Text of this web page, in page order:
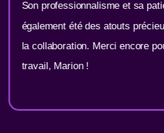
Son professionnalisme et sa
également été des atouts
la collaboration. Merci encore
travail, Marion !